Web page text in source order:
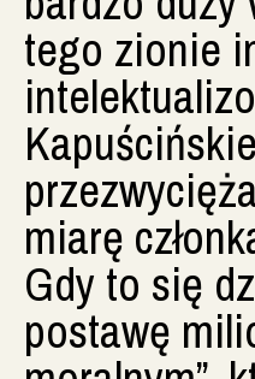
tego zionie
miarę
Gdy to się
postawę